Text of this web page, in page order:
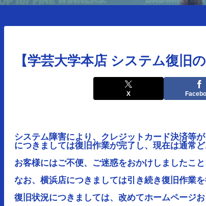
【学芸大学本店 システム復旧
X
システム障害により、クレジットカード決済等
につきましては復旧作業が完了し、現在は通常ど
お客様にはご不便、ご迷惑をおかけしましたこ
なお、横浜店につきましては引き続き復旧作業を
復旧状況につきましては、改めてホームページ